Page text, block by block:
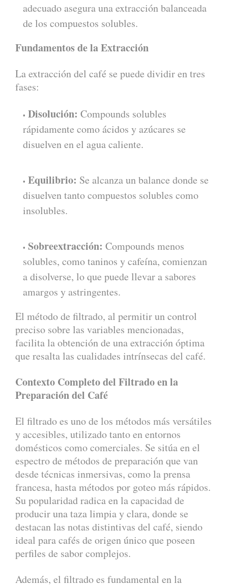
adecuado asegura una extracción balanceada
de los compuestos solubles.
Fundamentos de la Extracción
La extracción del café se puede dividir en tres
fases:
Disolución: Compounds solubles
rápidamente como ácidos y azúcares se
disuelven en el agua caliente.
Equilibrio: Se alcanza un balance donde se
disuelven tanto compuestos solubles como
insolubles.
Sobreextracción: Compounds menos
solubles, como taninos y cafeína, comienzan
a disolverse, lo que puede llevar a sabores
amargos y astringentes.
El método de filtrado, al permitir un control
preciso sobre las variables mencionadas,
facilita la obtención de una extracción óptima
que resalta las cualidades intrínsecas del café.
Contexto Completo del Filtrado en la
Preparación del Café
El filtrado es uno de los métodos más versátiles
y accesibles, utilizado tanto en entornos
domésticos como comerciales. Se sitúa en el
espectro de métodos de preparación que van
desde técnicas inmersivas, como la prensa
francesa, hasta métodos por goteo más rápidos.
Su popularidad radica en la capacidad de
producir una taza limpia y clara, donde se
destacan las notas distintivas del café, siendo
ideal para cafés de origen único que poseen
perfiles de sabor complejos.
Además, el filtrado es fundamental en la